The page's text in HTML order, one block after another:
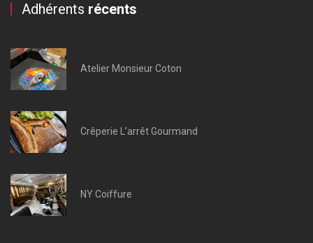
Adhérents récents
Atelier Monsieur Coton
Crêperie L’arrêt Gourmand
NY Coiffure